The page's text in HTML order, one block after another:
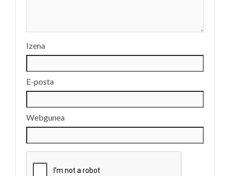
Izena
E-posta
Webgunea